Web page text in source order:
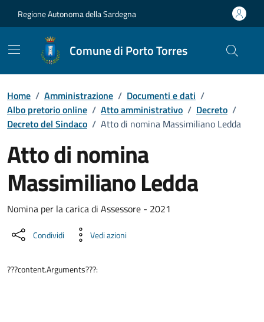
Regione Autonoma della Sardegna
Comune di Porto Torres
Home / Amministrazione / Documenti e dati /
Albo pretorio online / Atto amministrativo / Decreto /
Decreto del Sindaco / Atto di nomina Massimiliano Ledda
Atto di nomina
Massimiliano Ledda
Dettaglio del documento
Nomina per la carica di Assessore - 2021
Condividi Vedi azioni
???content.Arguments???: